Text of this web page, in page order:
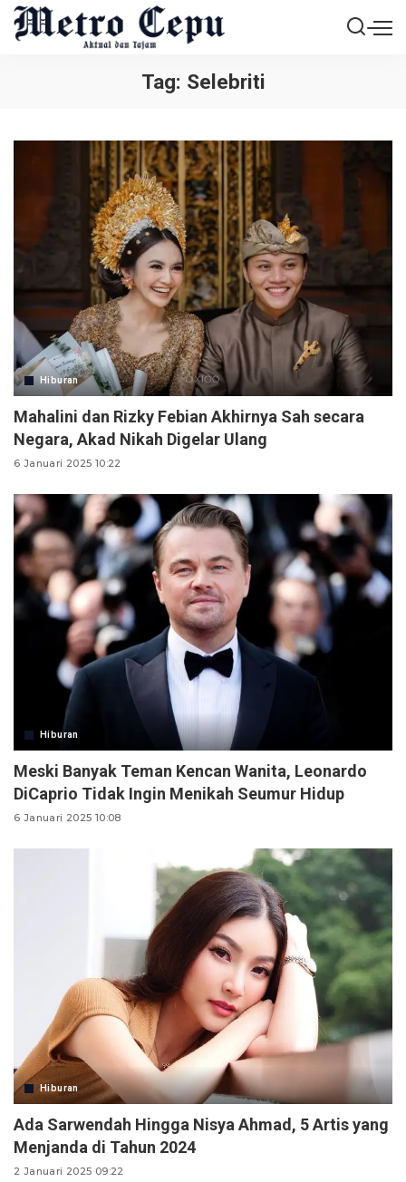
Tag: Selebriti
Hiburan
Mahalini dan Rizky Febian Akhirnya Sah secara
Negara, Akad Nikah Digelar Ulang
6 Januari 2025 10:22
Hiburan
Meski Banyak Teman Kencan Wanita, Leonardo
DiCaprio Tidak Ingin Menikah Seumur Hidup
6 Januari 2025 10:08
Hiburan
Ada Sarwendah Hingga Nisya Ahmad, 5 Artis yang
Menjanda di Tahun 2024
2 Januari 2025 09:22